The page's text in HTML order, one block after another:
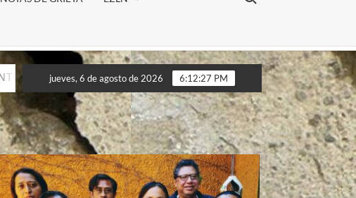
Incursión militar en la UAEM (Morelos) durante paro estudiantil
Incursión militar en la UAEM (Morelos) durante paro estudiantil
jueves, 6 de agosto de 2026 6:12:29 PM